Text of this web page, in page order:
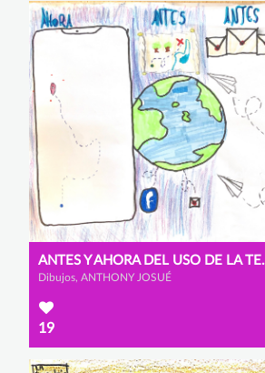
ANTES Y
Dibujos, ANTHONY JOSUÉ
19